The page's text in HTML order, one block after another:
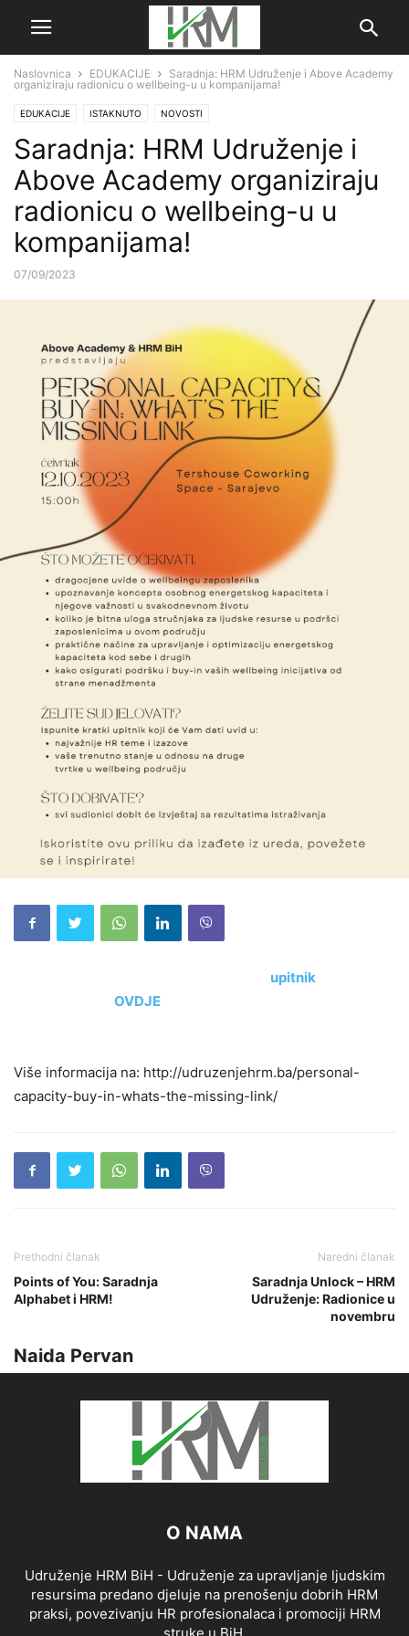
Naslovnica EDUKACIJE
Saradnja: HRM Udruženje i Above Academy
organiziraju radionicu o wellbeing-u u kompanijama!
EDUKACIJE ISTAKNUTO NOVOSTI
Saradnja: HRM Udruženje i
Above Academy organiziraju
radionicu o wellbeing-u u
kompanijama!
07/09/2023
upitnik
OVDJE
Više informacija na: http://udruzenjehrm.ba/personal-
capacity-buy-in-whats-the-missing-link/
Prethodni članak
Points of You: Saradnja
Alphabet i HRM!
Naredni članak
Saradnja Unlock – HRM
Udruženje: Radionice u
novembru
Naida Pervan
O NAMA
Udruženje HRM BiH - Udruženje za upravljanje ljudskim
resursima predano djeluje na prenošenju dobrih HRM
praksi, povezivanju HR profesionalaca i promociji HRM
struke u BiH.